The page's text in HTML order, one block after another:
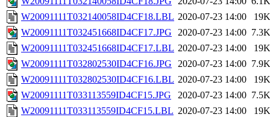
W20091111T032140058ID4CF18.LBL 2020-07-23 14:00
19K
W20091111T032451668ID4CF17.JPG
2020-07-23 14:00 7.3K
W20091111T032451668ID4CF17.LBL 2020-07-23 14:00
19K
W20091111T032802530ID4CF16.JPG
2020-07-23 14:00 7.9K
W20091111T032802530ID4CF16.LBL 2020-07-23 14:00
19K
W20091111T033113559ID4CF15.JPG
2020-07-23 14:00 7.5K
W20091111T033113559ID4CF15.LBL 2020-07-23 14:00
19K